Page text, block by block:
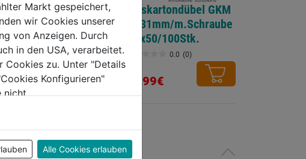
FBN II
0.0 (0)
Gipskartondübel GKM
27 31mm/m.Schraube
4,5x50/100Stk.
0.0 (0)
72,99€
Markt gespeichert,
wir Cookies unserer
von Anzeigen. Durch
in den USA, verarbeitet.
Cookies zu. Unter "Details
Konfigurieren"
nicht.
Alle Cookies erlauben